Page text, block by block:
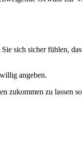
sich sicher fühlen,
angeben.
zukommen zu lassen